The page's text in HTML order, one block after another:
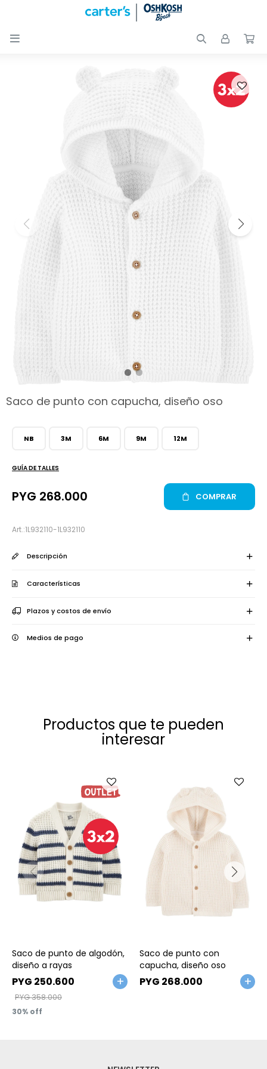

Saco de punto con capucha, diseño oso
1L932110-1L932110
NB 3M 6M 9M 12M
GUÍA DE TALLES
PYG 268.000 COMPRAR
Descripción
Características
Plazos y costos de envío
Medios de pago
Productos que te pueden
interesar
Saco de punto de algodón,
diseño a rayas
PYG 250.600
PYG358.000
30
Saco de punto con
capucha, diseño oso
PYG 268.000
Nuevos
OUTLET